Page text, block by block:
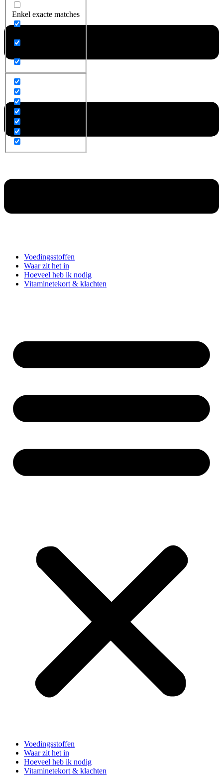
Enkel exacte matches
Voedingsstoffen
Waar zit het in
Hoeveel heb ik nodig
Vitaminetekort & klachten
Voedingsstoffen
Waar zit het in
Hoeveel heb ik nodig
Vitaminetekort & klachten